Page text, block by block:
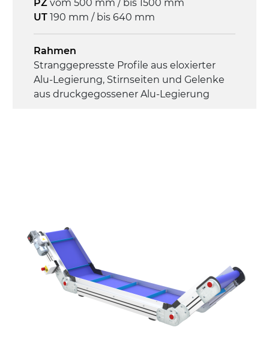
PZ vom 500 mm / bis 1500 mm
UT 190 mm / bis 640 mm
Rahmen
Stranggepresste Profile aus eloxierter
Alu-Legierung, Stirnseiten und Gelenke
aus druckgegossener Alu-Legierung
Beine aus verzinktem Metallrohr,
Schwenkräder mit/ohne Bremse (2+2)
Förderfläche
PU Oberfläche in Mattblau